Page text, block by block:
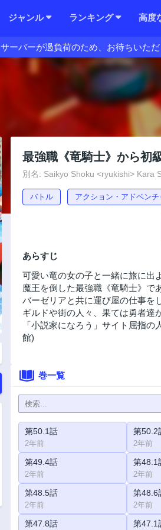
ジャンル ランキング 高度
サーバーが過負荷のため、お待ちいた
最強職《竜騎士》から初
別名: Saikyo Shoku <ryukishi> Kara
バトル アクション・アドベンチ
あらすじ
可愛い竜の女の子と一緒に旅に出
魔王を倒した最強職《竜騎士》で
バーゼリアと共に運び屋の仕事を
ギルドや街の人々、果ては勇者
「小説家になろう」サイト屈指
館)
巻一覧
第50.1話
2年前
第50.2
2年前
第49.4話
2年前
第48.1
2年前
第48.5話
2年前
第48.6
2年前
第47.8話 第47.1